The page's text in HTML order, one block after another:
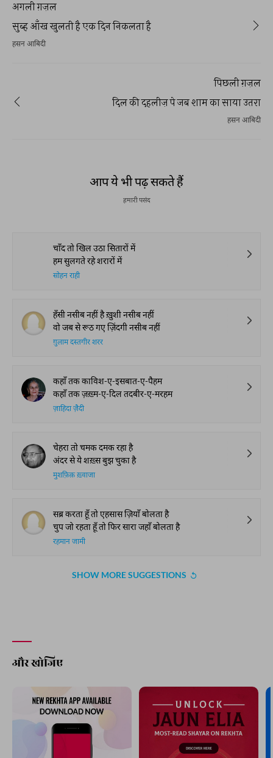
अगली ग़ज़ल
सुब्ह आँख खुलती है एक दिन निकलता है
हसन आबिदी
पिछली ग़ज़ल
दिल की दहलीज़ पे जब शाम का साया उतरा
हसन आबिदी
आप ये भी पढ़ सकते हैं
हमारी पसंद
चाँद तो खिल उठा सितारों में
हम सुलगते रहे शरारों में
सोहन राही
हँसी नसीब नहीं है ख़ुशी नसीब नहीं
वो जब से रूठ गए ज़िंदगी नसीब नहीं
ग़ुलाम दस्तगीर शरर
कहाँ तक काविश-ए-इसबात-ए-पैहम
कहाँ तक ज़ख़्म-ए-दिल तदबीर-ए-मरहम
ज़ाहिदा ज़ैदी
चेहरा तो चमक दमक रहा है
अंदर से ये शख़्स बुझ चुका है
मुशफ़िक़ ख़्वाजा
सब्र करता हूँ तो एहसास ज़ियाँ बोलता है
चुप जो रहता हूँ तो फिर सारा जहाँ बोलता है
रहमान जामी
SHOW MORE SUGGESTIONS
और खोजिए